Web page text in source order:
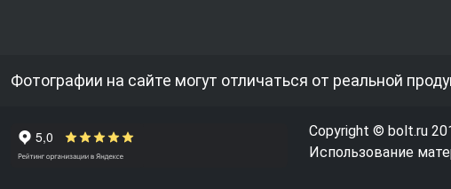
Фотографии на сайте могут отличаться от реальной
Copyright © bolt.ru
Использование